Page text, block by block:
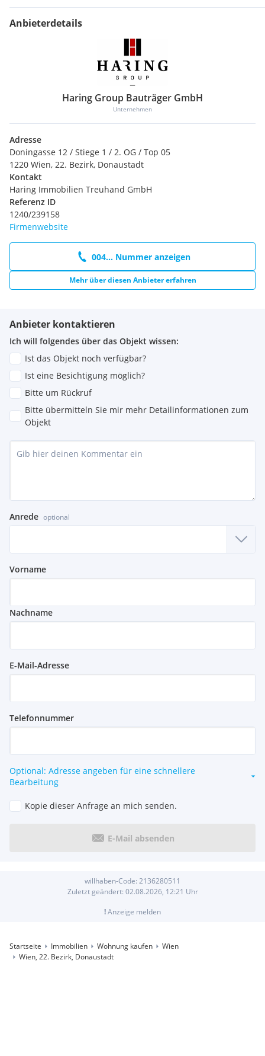
Anbieterdetails
Haring Group Bauträger GmbH
Unternehmen
Adresse
Doningasse 12 / Stiege 1 / 2. OG / Top 05
1220 Wien, 22. Bezirk, Donaustadt
Kontakt
Haring Immobilien Treuhand GmbH
Referenz ID
1240/239158
Firmenwebsite
004... Nummer anzeigen
Mehr über diesen Anbieter erfahren
Anbieter kontaktieren
Ich will folgendes über das Objekt wissen:
Ist das Objekt noch verfügbar?
Ist eine Besichtigung möglich?
Bitte um Rückruf
Bitte übermitteln Sie mir mehr Detailinformationen zum
Objekt
Anrede optional
Vorname
Nachname
E-Mail-Adresse
Telefonnummer
Optional: Adresse angeben für eine schnellere
Bearbeitung
Kopie dieser Anfrage an mich senden.
E-Mail absenden
willhaben-Code: 2136280511
Zuletzt geändert: 02.08.2026, 12:21 Uhr
!Anzeige melden
Startseite Immobilien Wohnung kaufen
Wien
Wien, 22. Bezirk, Donaustadt